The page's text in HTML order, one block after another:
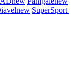
new SuperSport